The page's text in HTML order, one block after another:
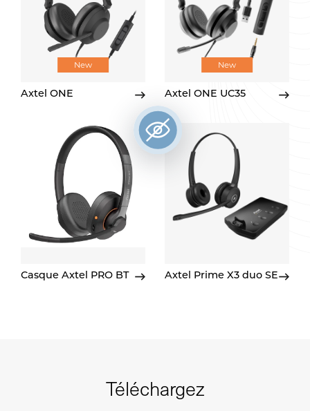
New
Axtel ONE
New
Axtel ONE UC35
Casque Axtel PRO BT Axtel Prime X3 duo SE
Téléchargez